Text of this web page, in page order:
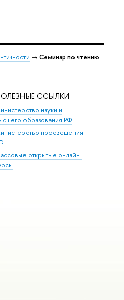
→ Семинар по чтению
ССЫЛКИ
науки и
образования РФ
просвещения
открытые онлайн-